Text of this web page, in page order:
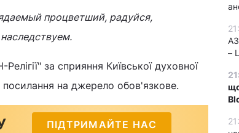
процветший, радуйся,
за сприяння Київської духовної
посилання на джерело обов'язкове.
ПІДТРИМАЙТЕ НАС
–